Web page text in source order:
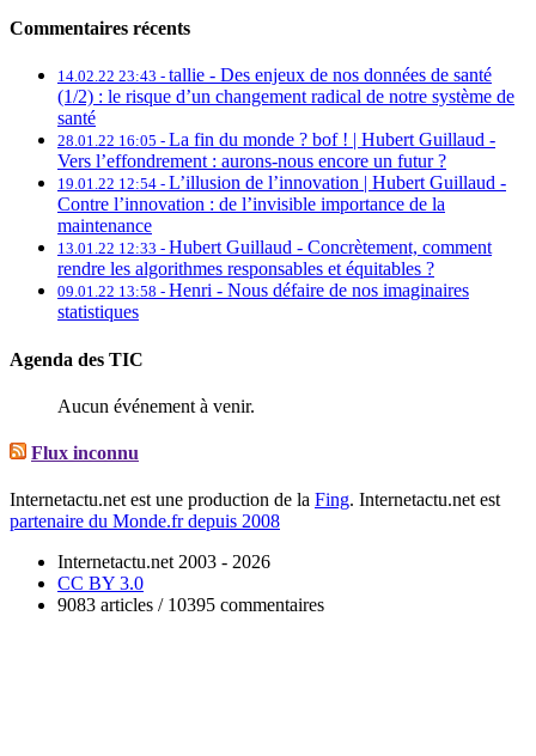
Commentaires récents
14.02.22 23:43 - tallie - Des enjeux de nos données de santé
(1/2) : le risque d’un changement radical de notre système de
santé
28.01.22 16:05 - La fin du monde ? bof ! | Hubert Guillaud -
Vers l’effondrement : aurons-nous encore un futur ?
19.01.22 12:54 - L’illusion de l’innovation | Hubert Guillaud -
Contre l’innovation : de l’invisible importance de la
maintenance
13.01.22 12:33 - Hubert Guillaud - Concrètement, comment
rendre les algorithmes responsables et équitables ?
09.01.22 13:58 - Henri - Nous défaire de nos imaginaires
statistiques
Agenda des TIC
Aucun événement à venir.
Flux inconnu
Internetactu.net est une production de la Fing. Internetactu.net est
partenaire du Monde.fr depuis 2008
Internetactu.net 2003 - 2026
CC BY 3.0
9083 articles / 10395 commentaires